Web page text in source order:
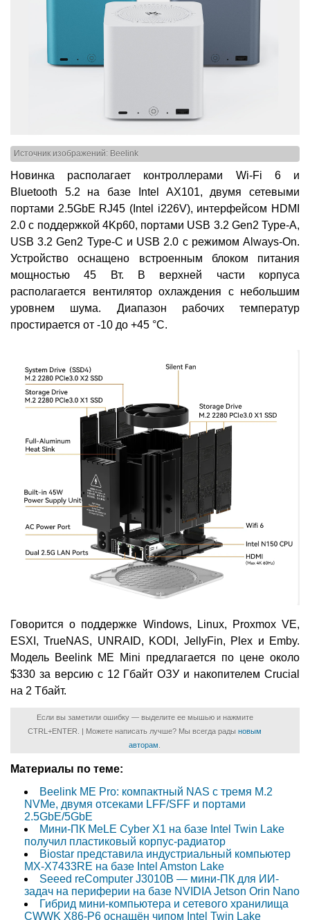
Источник изображений: Beelink
Новинка располагает контроллерами Wi-Fi 6 и
Bluetooth 5.2 на базе Intel AX101, двумя сетевыми
портами 2.5GbE RJ45 (Intel i226V), интерфейсом HDMI
2.0 с поддержкой 4Kp60, портами USB 3.2 Gen2 Type-A,
USB 3.2 Gen2 Type-C и USB 2.0 с режимом Always-On.
Устройство оснащено встроенным блоком питания
мощностью 45 Вт. В верхней части корпуса
располагается вентилятор охлаждения с небольшим
уровнем шума. Диапазон рабочих температур
простирается от -10 до +45 °C.
Говорится о поддержке Windows, Linux, Proxmox VE,
ESXI, TrueNAS, UNRAID, KODI, JellyFin, Plex и Emby.
Модель Beelink ME Mini предлагается по цене около
$330 за версию с 12 Гбайт ОЗУ и накопителем Crucial
на 2 Тбайт.
Если вы заметили ошибку — выделите ее мышью и нажмите
CTRL+ENTER. | Можете написать лучше? Мы всегда рады новым
авторам
Материалы по теме:
Beelink ME Pro: компактный NAS с тремя M.2
NVMe, двумя отсеками LFF/SFF и портами
2.5GbE/5GbE
Мини-ПК MeLE Cyber X1 на базе Intel Twin Lake
получил пластиковый корпус-радиатор
Biostar представила индустриальный компьютер
MX-X7433RE на базе Intel Amston Lake
Seeed reComputer J3010B — мини-ПК для ИИ-
задач на периферии на базе NVIDIA Jetson Orin Nano
Гибрид мини-компьютера и сетевого хранилища
CWWK X86-P6 оснащён чипом Intel Twin Lake